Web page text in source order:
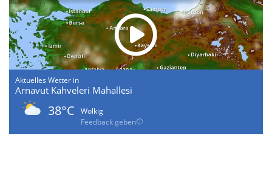
Aktuelles Wetter in
Arnavut Kahveleri Mahallesi
38°C
Wolkig
Feedback geben